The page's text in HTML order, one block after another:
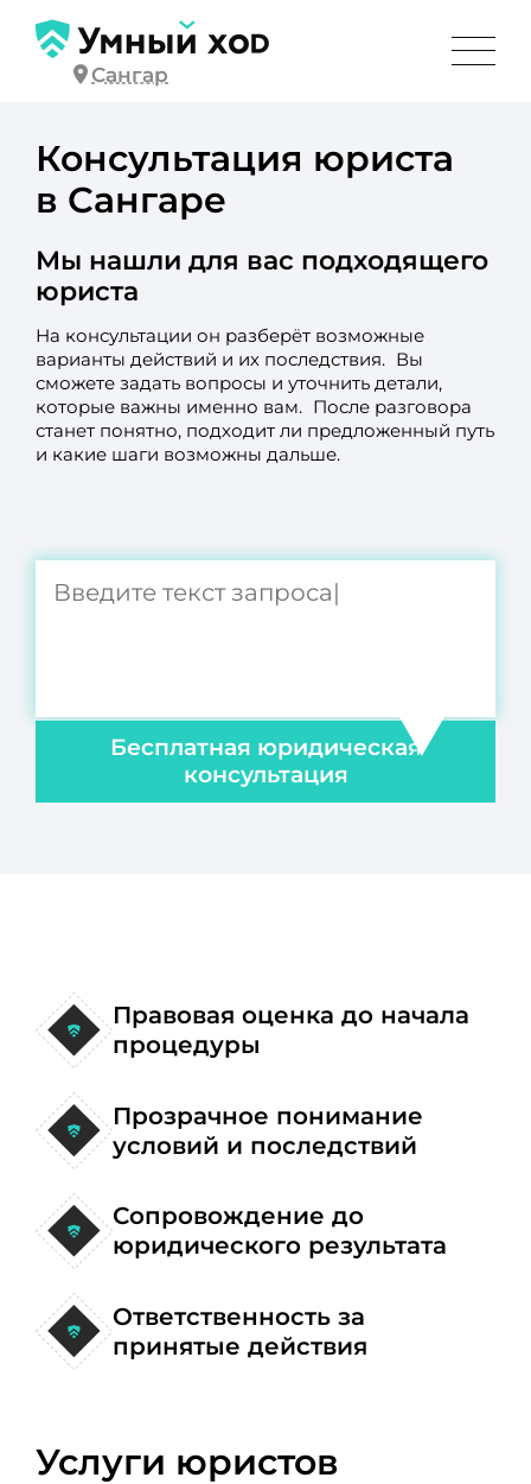
Сангар
Консультация юриста
в Сангаре
Мы нашли для вас подходящего
юриста
На консультации он разберёт возможные
варианты действий и их последствия. Вы
сможете задать вопросы и уточнить детали,
которые важны именно вам. После разговора
станет понятно, подходит ли предложенный путь
и какие шаги возможны дальше.
Бесплатная юридическая
консультация
Правовая оценка до начала
процедуры
Прозрачное понимание
условий и последствий
Сопровождение до
юридического результата
Ответственность за
принятые действия
Услуги юристов